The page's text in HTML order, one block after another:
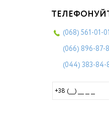
(068) 561-01-01
(066) 896-87-
(044) 383-84-